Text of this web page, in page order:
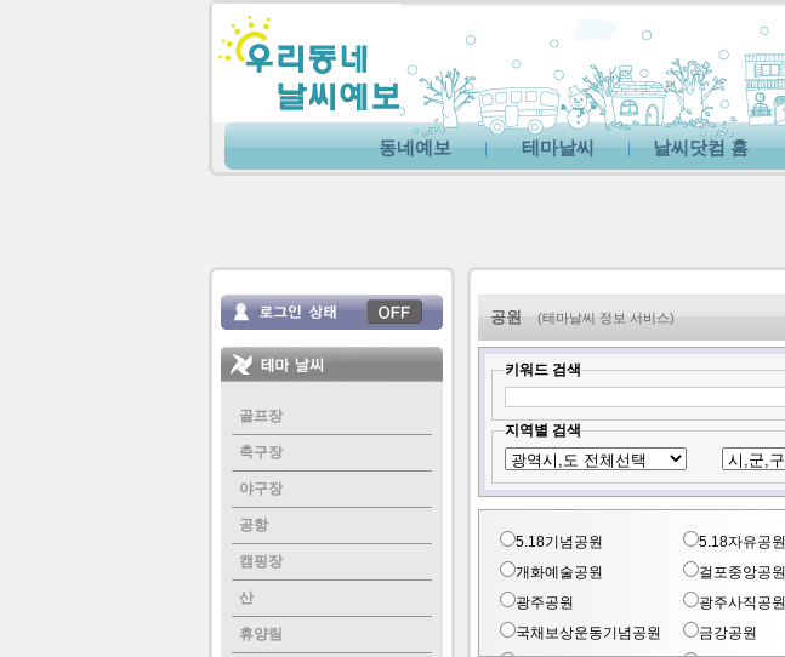
동네예보 | 테마날씨 | 날씨닷컴 홈
골프장
축구장
야구장
공항
캠핑장
산
휴양림
공원 (테마날씨 정보 서비스)
키워드 검색
지역별 검색
5.18기념공원 5.18자유공원
개화예술공원
걸포중앙공원
광주공원
광주사직공원
국채보상운동기념공원
금강공원